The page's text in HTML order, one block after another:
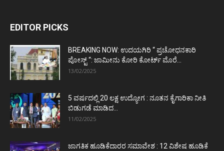
EDITOR PICKS
BREAKING NOW: ಉದಯಗಿರಿ “ ಪ್ರಚೋಧನಕಾರಿ
ಪೋಸ್ಟ್‌ “: ಜಾಮೀನು ಕೋರಿ ಕೋರ್ಟ್‌ ಮೊರೆ...
13/02/2025
5 ವರ್ಷದಲ್ಲಿ 20 ಲಕ್ಷ ಉದ್ಯೋಗ : ನೂತನ ಕೈಗಾರಿಕಾ ನೀತಿ
ಬಿಡುಗಡೆ ಮಾಡಿದ...
11/02/2025
ಜಾಗತಿಕ ಹೂಡಿಕೆದಾರರ ಸಮಾವೇಶ : 12 ವಿಶೇಷ ಹೂಡಿಕೆ